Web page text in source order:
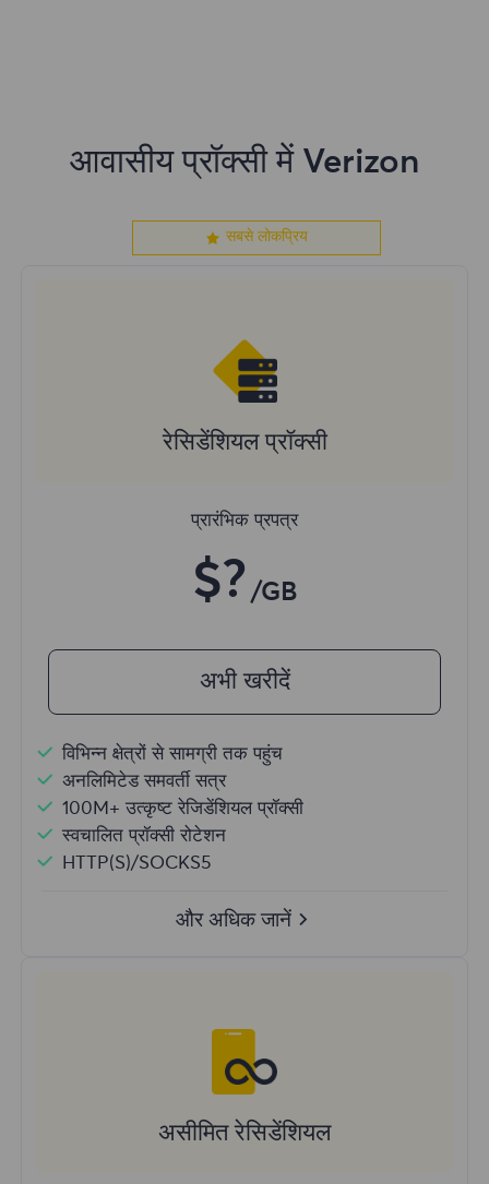
24/7 समर्थन
आवासीय प्रॉक्सी में Verizon
सबसे लोकप्रिय
रेसिडेंशियल प्रॉक्सी
प्रारंभिक प्रपत्र
$? /GB
अभी खरीदें
विभिन्न क्षेत्रों से सामग्री तक पहुंच
अनलिमिटेड समवर्ती सत्र
100M+ उत्कृष्ट रेजिडेंशियल प्रॉक्सी
स्वचालित प्रॉक्सी रोटेशन
HTTP(S)/SOCKS5
और अधिक जानें
असीमित रेसिडेंशियल